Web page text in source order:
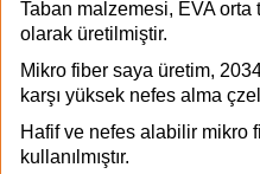
Taban malzemesi, EVA orta
olarak üretilmiştir.
Mikro fiber saya üretim,
karşı yüksek nefes alma
Hafif ve nefes alabilir mikro
kullanılmıştır.